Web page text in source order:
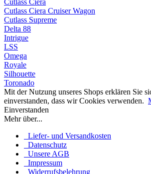
Cutlass Ciera
Cutlass Ciera Cruiser Wagon
Cutlass Supreme
Delta 88
Intrigue
LSS
Omega
Royale
Silhouette
Toronado
Mit der Nutzung unseres Shops erklären Sie
einverstanden, dass wir Cookies verwenden.
Einverstanden
Mehr über...
Liefer- und Versandkosten
Datenschutz
Unsere AGB
Impressum
Widerrufsbelehrung